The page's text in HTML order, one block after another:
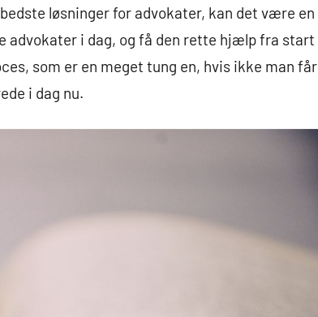
løsninger for advokater, kan det være en
advokater i dag, og få den rette hjælp fra start
som er en meget tung en, hvis ikke man får
i dag nu.